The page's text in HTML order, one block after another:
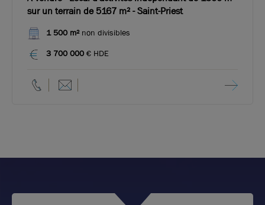
sur un terrain de 5167 m² - Saint-Priest
1 500 m²non divisibles
3 700 000 € HDE